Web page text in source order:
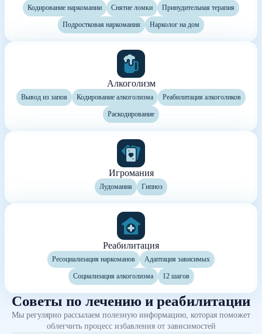
Кодирование наркомании Снятие ломки Принудительная терапия
Подростковая наркомания Нарколог на дом
Алкоголизм
Вывод из запоя Кодирование алкоголизма Реабилитация алкоголиков
Раскодирование
Игромания
Лудомания Гипноз
Реабилитация
Ресоциализация наркоманов Адаптация зависимых
Социализация алкоголизма 12 шагов
Советы по лечению и реабилитации
Мы регулярно рассылаем полезную информацию, которая поможет
облегчить процесс избавления от зависимостей